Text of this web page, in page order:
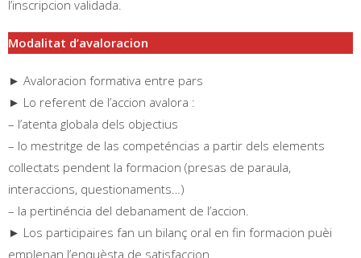
l’inscripcion validada.
Modalitat d’avaloracion
► Avaloracion formativa entre pars
► Lo referent de l’accion avalora :
– l’atenta globala dels objectius
– lo mestritge de las competéncias a partir dels elements
collectats pendent la formacion (presas de paraula,
interaccions, questionaments…)
– la pertinéncia del debanament de l’accion.
► Los participaires fan un bilanç oral en fin formacion puèi
emplenan l’enquèsta de satisfaccion